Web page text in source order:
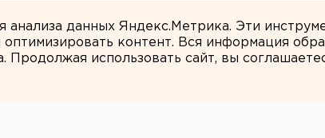
анализа данных Яндекс.Метрика. Эти
контент. Вся информация
Продолжая использовать сайт, вы